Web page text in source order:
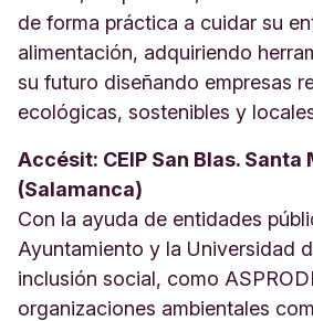
de forma práctica a cuidar su
alimentación, adquiriendo
su futuro diseñando empresas
ecológicas, sostenibles y
Accésit: CEIP San Blas.
(Salamanca)
Con la ayuda de entidades
Ayuntamiento y la Universidad
inclusión social, como
organizaciones ambientales